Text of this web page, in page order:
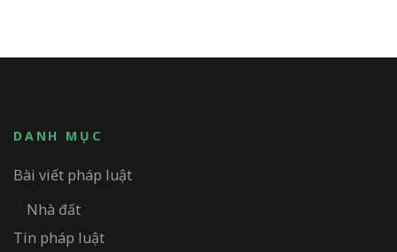
DANH MỤC
Bài viết pháp luật
Nhà đất
Tin pháp luật